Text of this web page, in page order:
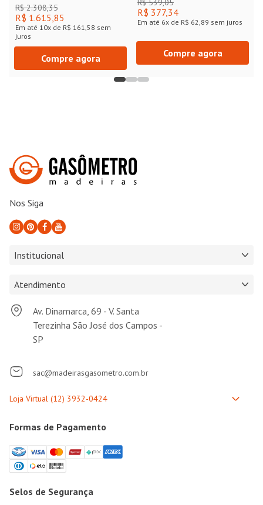
R$ 2.308,35
R$ 1.615,85
Em até 10x de R$ 161,58 sem
juros
Compre agora
R$ 539,05
R$ 377,34
Em até 6x de R$ 62,89 sem juros
Compre agora
Nos Siga
Institucional
Atendimento
Av. Dinamarca, 69 - V. Santa
Terezinha São José dos Campos -
SP
sac@madeirasgasometro.com.br
Formas de Pagamento
Selos de Segurança